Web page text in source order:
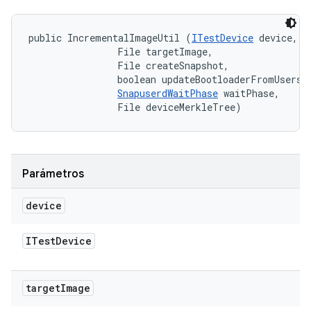
public IncrementalImageUtil (ITestDevice device,
                File targetImage,
                File createSnapshot,
boolean
SnapuserdWaitPhase waitPhase,
                File deviceMerkleTree)
Parámetros
device
ITestDevice
targetImage